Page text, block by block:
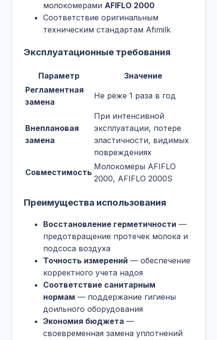
молокомерами AFIFLO 2000
Соответствие оригинальным
техническим стандартам Afimilk
Эксплуатационные требования
Параметр
Значение
Регламентная
замена
Не реже 1 раза в год
Внеплановая
замена
При интенсивной
эксплуатации, потере
эластичности, видимых
повреждениях
Совместимость
Молокомеры AFIFLO
2000, AFIFLO 2000S
Преимущества использования
Восстановление герметичности —
предотвращение протечек молока и
подсоса воздуха
Точность измерений — обеспечение
корректного учета надоя
Соответствие санитарным
нормам — поддержание гигиены
доильного оборудования
Экономия бюджета —
своевременная замена уплотнений